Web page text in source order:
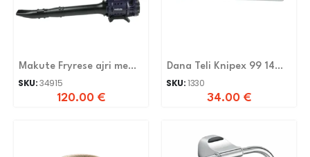
Makute Fryrese ajri me
Bateri CPB008-2BL
SKU:34915
120.00 €
Dana Teli Knipex 99 14
300
SKU:1330
34.00 €